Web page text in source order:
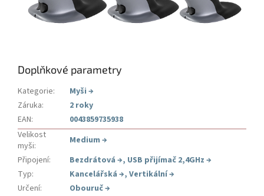
Doplňkové parametry
Kategorie: Myši →
Záruka:
2 roky
EAN:
0043859735938
Velikost
myši: Medium →
Připojení: Bezdrátová →, USB přijímač 2,4GHz →
Typ: Kancelářská →, Vertikální→
Určení: Obouruč→